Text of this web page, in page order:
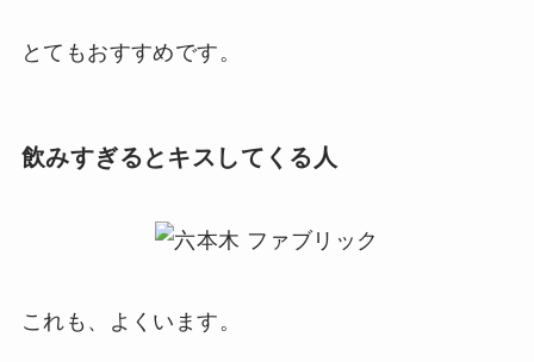
とてもおすすめです。
飲みすぎるとキスしてくる人
これも、よくいます。